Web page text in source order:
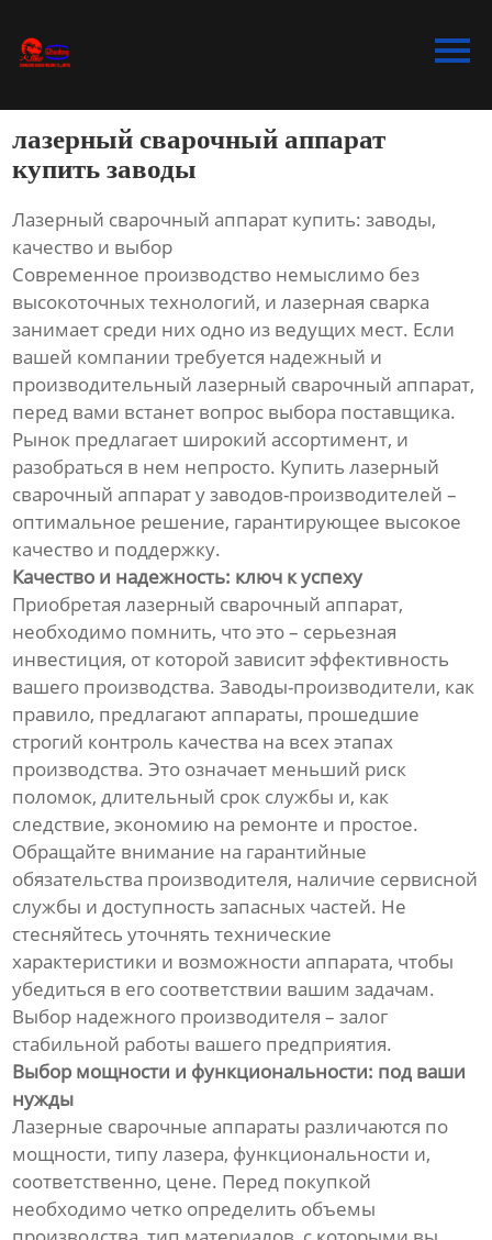
Bидео
О Hас
Контакты
лазерный сварочный аппарат
купить заводы
Лазерный сварочный аппарат купить: заводы,
качество и выбор
Современное производство немыслимо без
высокоточных технологий, и лазерная сварка
занимает среди них одно из ведущих мест. Если
вашей компании требуется надежный и
производительный лазерный сварочный аппарат,
перед вами встанет вопрос выбора поставщика.
Рынок предлагает широкий ассортимент, и
разобраться в нем непросто. Купить лазерный
сварочный аппарат у заводов-производителей –
оптимальное решение, гарантирующее высокое
качество и поддержку.
Качество и надежность: ключ к успеху
Приобретая лазерный сварочный аппарат,
необходимо помнить, что это – серьезная
инвестиция, от которой зависит эффективность
вашего производства. Заводы-производители, как
правило, предлагают аппараты, прошедшие
строгий контроль качества на всех этапах
производства. Это означает меньший риск
поломок, длительный срок службы и, как
следствие, экономию на ремонте и простое.
Обращайте внимание на гарантийные
обязательства производителя, наличие сервисной
службы и доступность запасных частей. Не
стесняйтесь уточнять технические
характеристики и возможности аппарата, чтобы
убедиться в его соответствии вашим задачам.
Выбор надежного производителя – залог
стабильной работы вашего предприятия.
Выбор мощности и функциональности: под ваши
нужды
Лазерные сварочные аппараты различаются по
мощности, типу лазера, функциональности и,
соответственно, цене. Перед покупкой
необходимо четко определить объемы